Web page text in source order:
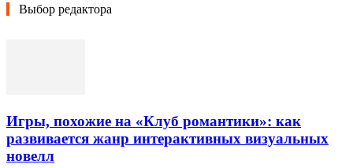
Выбор редактора
Игры, похожие на «Клуб романтики»: как
развивается жанр интерактивных визуальных
новелл